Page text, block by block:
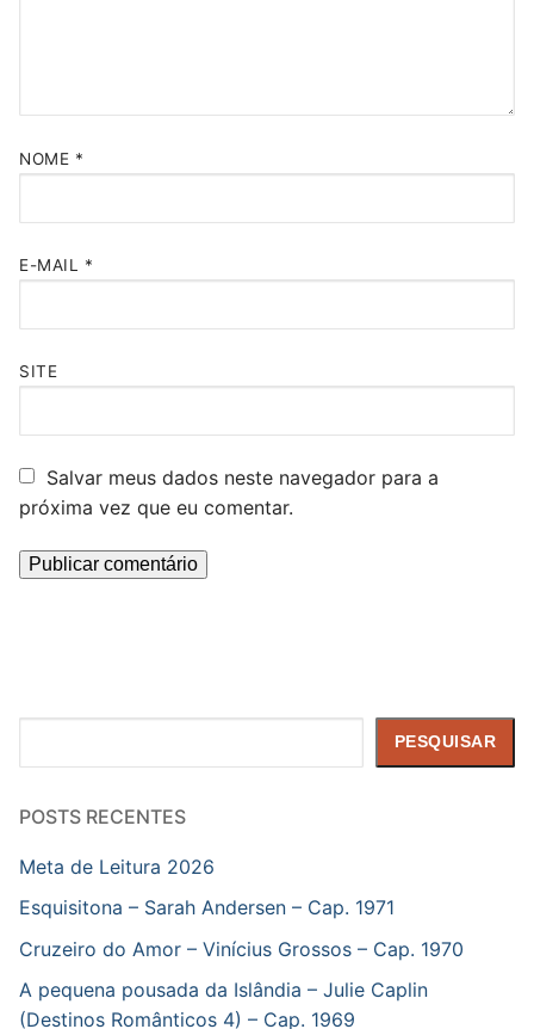
NOME *
E-MAIL *
SITE
Salvar meus dados neste navegador para a
próxima vez que eu comentar.
PESQUISAR
POSTS RECENTES
Meta de Leitura 2026
Esquisitona – Sarah Andersen – Cap. 1971
Cruzeiro do Amor – Vinícius Grossos – Cap. 1970
A pequena pousada da Islândia – Julie Caplin
(Destinos Românticos 4) – Cap. 1969